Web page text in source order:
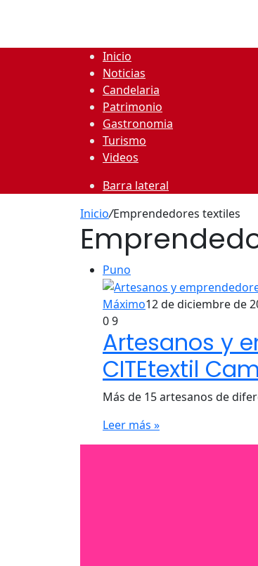
Inicio
Noticias
Candelaria
Patrimonio
Gastronomia
Turismo
Videos
Barra lateral
Inicio/Emprendedores textiles
Puno
Máximo12 de diciembre de
09
Artesanos y
CITEtextil
Más de 15 artesanos de
Leer más »